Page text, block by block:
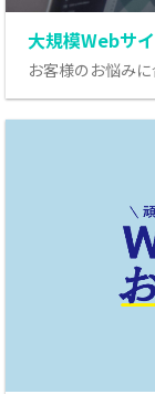
大規模Webサ
お客様のお悩み